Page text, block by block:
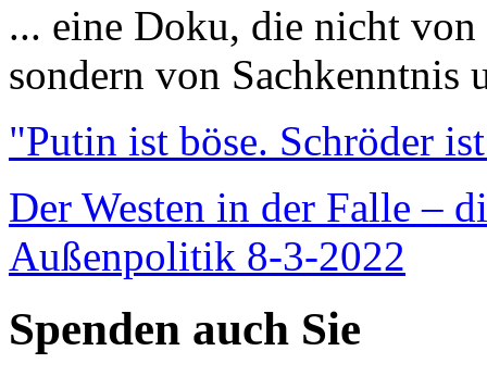
... eine Doku, die nicht
sondern von Sachkenntnis
"Putin ist böse. Schröder
Der Westen in der Falle –
Außenpolitik 8-3-2022
Spenden auch Sie